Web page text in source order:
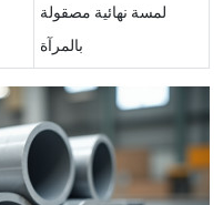
لمسة نهائية مصقولة
بالمرآة